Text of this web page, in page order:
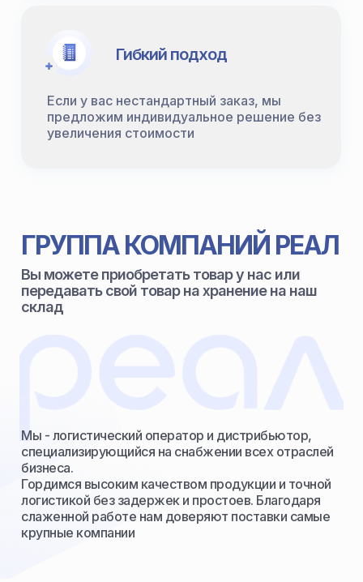
Гибкий подход
Если у вас нестандартный заказ, мы
предложим индивидуальное решение без
увеличения стоимости
ГРУППА КОМПАНИЙ РЕАЛ
Вы можете приобретать товар у нас или
передавать свой товар на хранение на наш
склад
Мы - логистический оператор и дистрибьютор,
специализирующийся на снабжении всех отраслей
бизнеса.
Гордимся высоким качеством продукции и точной
логистикой без задержек и простоев. Благодаря
слаженной работе нам доверяют поставки самые
крупные компании